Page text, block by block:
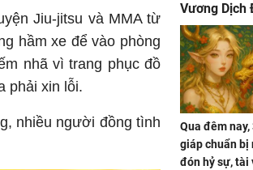
Jiu-jitsu và MMA từ
hầm xe để vào phòng
nhã vì trang phục đồ
phải xin lỗi.
nhiều người đồng tình
Vương Dịch
Qua đêm nay,
giáp chuẩn bị
đón hỷ sự, tài